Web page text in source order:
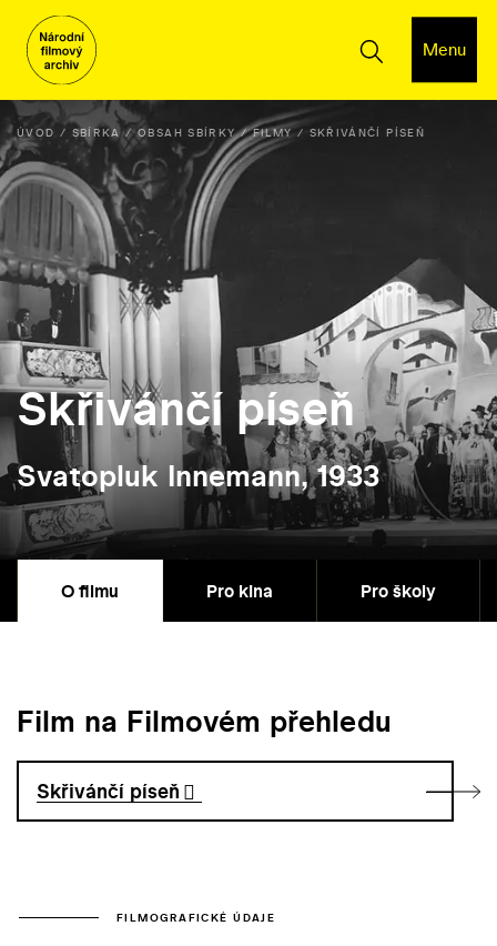
Menu
ÚVOD SBÍRKA OBSAH SBÍRKY FILMY SKŘIVÁNČÍ PÍSEŇ
Skřivánčí píseň
Svatopluk Innemann, 1933
O filmu Pro kina Pro školy
Film na Filmovém přehledu
Skřivánčí píseň
FILMOGRAFICKÉ ÚDAJE